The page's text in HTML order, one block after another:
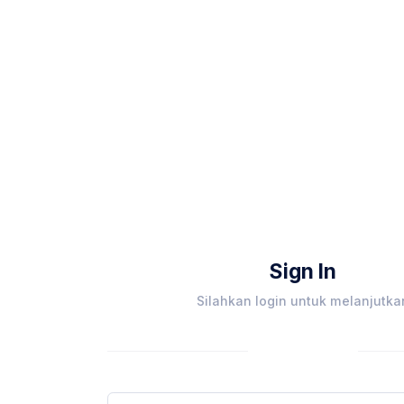
Sign In
Silahkan login untuk